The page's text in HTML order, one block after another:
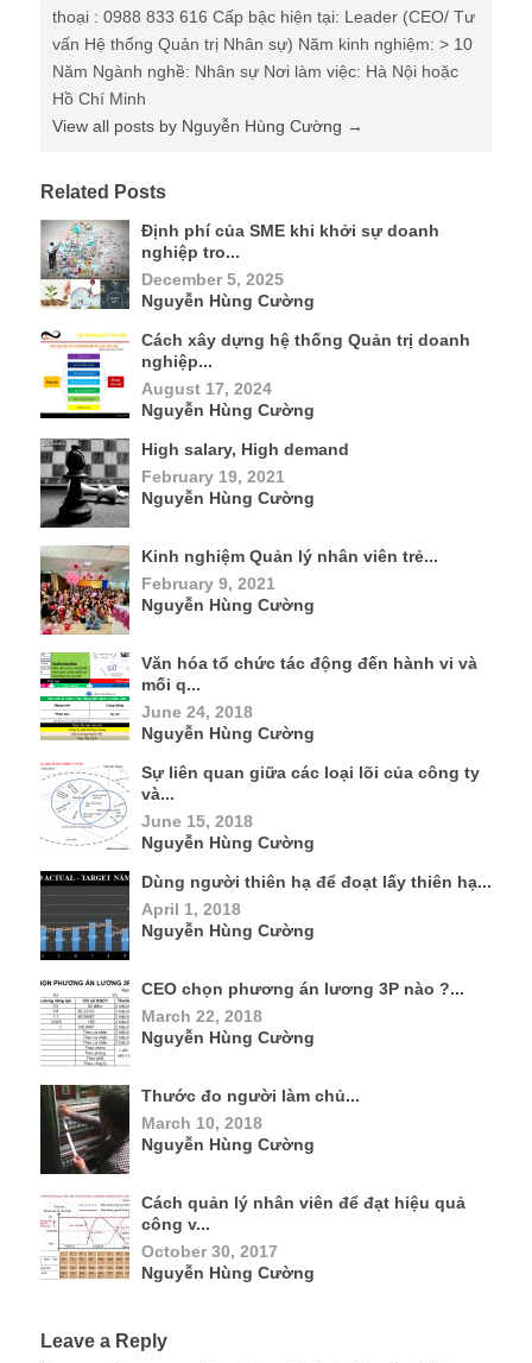
thoại : 0988 833 616 Cấp bậc hiện tại: Leader (CEO/ Tư
vấn Hệ thống Quản trị Nhân sự) Năm kinh nghiệm: > 10
Năm Ngành nghề: Nhân sự Nơi làm việc: Hà Nội hoặc
Hồ Chí Minh
View all posts by Nguyễn Hùng Cường →
Related Posts
Định phí của SME khi khởi sự doanh
nghiệp tro...
December 5, 2025
Nguyễn Hùng Cường
Cách xây dựng hệ thống Quản trị doanh
nghiệp...
August 17, 2024
Nguyễn Hùng Cường
High salary, High demand
February 19, 2021
Nguyễn Hùng Cường
Kinh nghiệm Quản lý nhân viên trẻ...
February 9, 2021
Nguyễn Hùng Cường
Văn hóa tổ chức tác động đến hành vi và
mối q...
June 24, 2018
Nguyễn Hùng Cường
Sự liên quan giữa các loại lõi của công ty
và...
June 15, 2018
Nguyễn Hùng Cường
Dùng người thiên hạ để đoạt lấy thiên hạ...
April 1, 2018
Nguyễn Hùng Cường
CEO chọn phương án lương 3P nào ?...
March 22, 2018
Nguyễn Hùng Cường
Thước đo người làm chủ...
March 10, 2018
Nguyễn Hùng Cường
Cách quản lý nhân viên để đạt hiệu quả
công v...
October 30, 2017
Nguyễn Hùng Cường
Leave a Reply